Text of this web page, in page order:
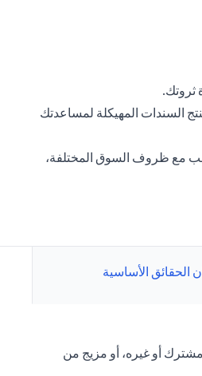
ثروتك.
السندات المهيكلة لمساعدتك
مع ظروف السوق المختلفة،
الحقائق الأساسية
أو غيره، أو مزيج من